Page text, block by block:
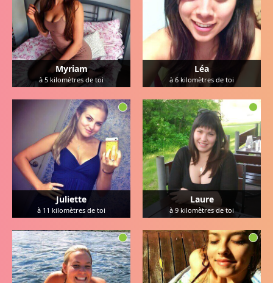
Myriam
à 5 kilomètres de toi
Léa
à 6 kilomètres de toi
Juliette
à 11 kilomètres de toi
Laure
à 9 kilomètres de toi